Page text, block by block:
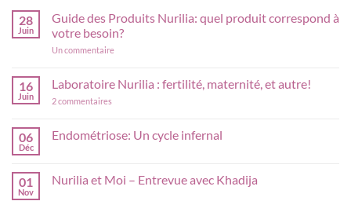
28
Juin
Guide des Produits Nurilia: quel produit correspond à
votre besoin?
Un commentairesur
Produits
Nurilia:
votre
16
Juin
Laboratoire Nurilia : fertilité, maternité, et autre!
2 commentaires
fertilité,
06
Déc
Endométriose: Un cycle infernal
Endométriose:
01
Nov
Nurilia et Moi – Entrevue avec Khadija